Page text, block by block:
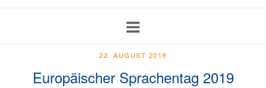
22. AUGUST 2019
Europäischer Sprachentag 2019